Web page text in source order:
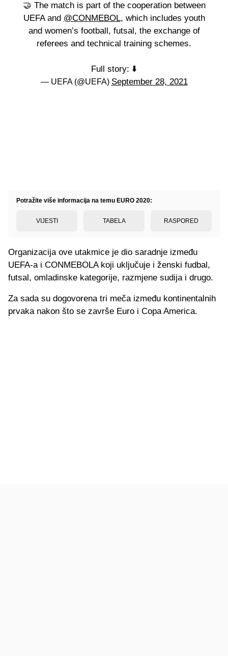
🤝 The match is part of the cooperation between
UEFA and @CONMEBOL, which includes youth
and women’s football, futsal, the exchange of
referees and technical training schemes.
Full story: ⬇️
— UEFA (@UEFA) September 28, 2021
Potražite više informacija na temu EURO 2020:
VIJESTI TABELA RASPORED
Organizacija ove utakmice je dio saradnje između
UEFA-a i CONMEBOLA koji uključuje i ženski fudbal,
futsal, omladinske kategorije, razmjene sudija i drugo.
Za sada su dogovorena tri meča između kontinentalnih
prvaka nakon što se završe Euro i Copa America.